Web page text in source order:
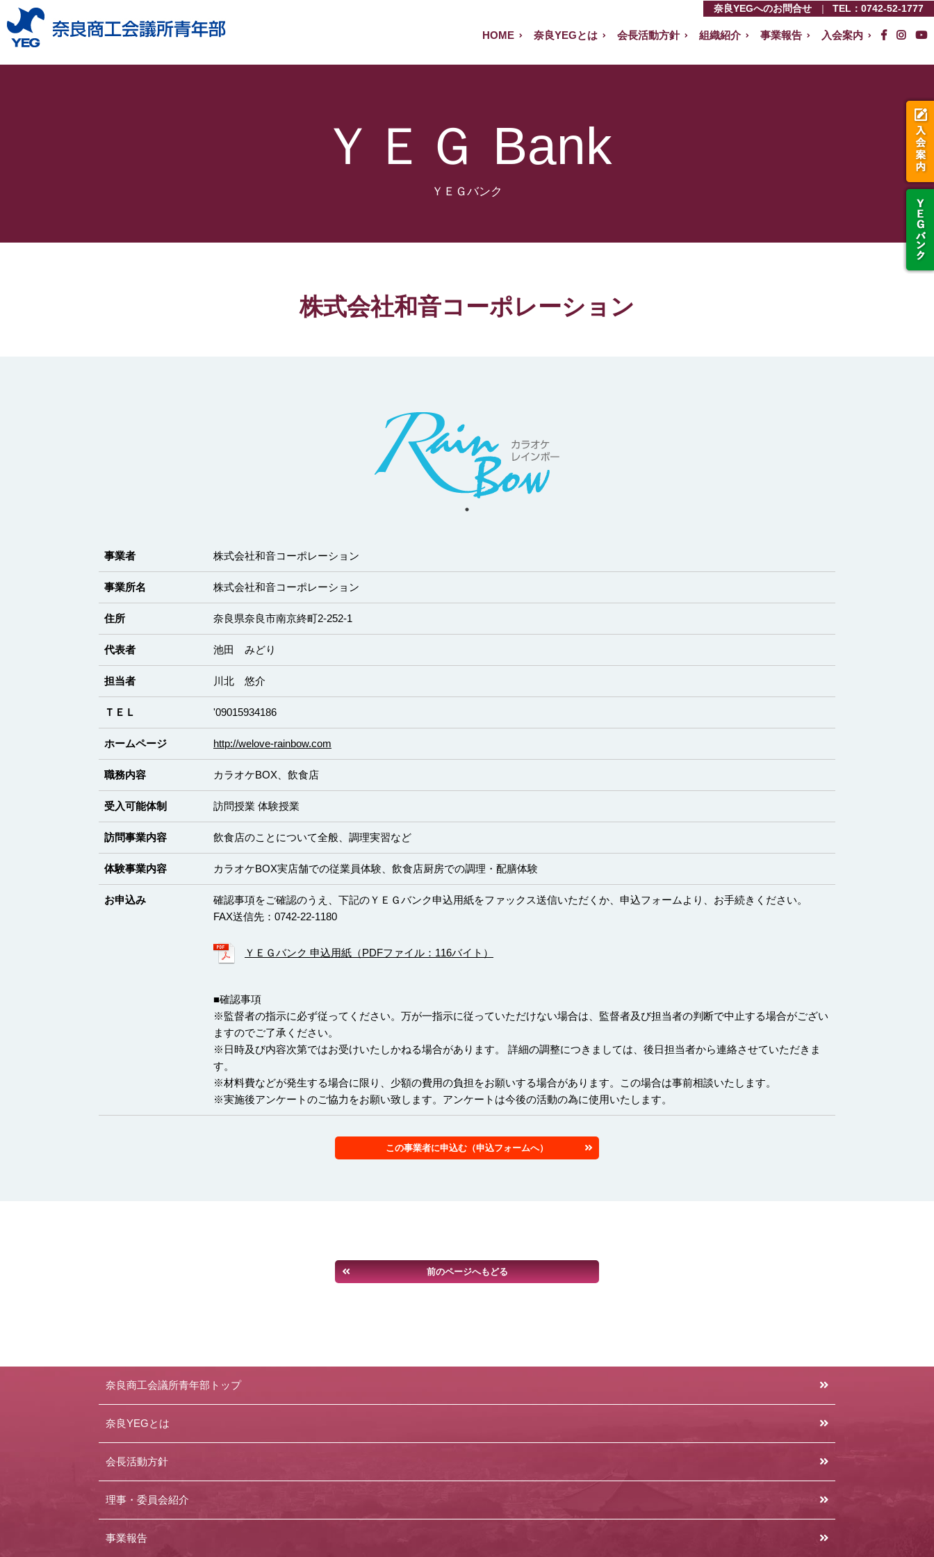
奈良YEGへのお問合せ TEL： 0742-52-1777
HOME 奈良YEGとは 会長活動方針 組織紹介 事業報告 入会案内
ＹＥＧ Bank
株式会社和音コーポレーション
事業者 株式会社和音コーポレーション
事業所名 株式会社和音コーポレーション
住所 奈良県奈良市南京終町2-252-1
代表者 池田 みどり
担当者 川北 悠介
ＴＥＬ '09015934186
ホームページ http://welove-rainbow.com
職務内容 カラオケBOX、飲食店
受入可能体制 訪問授業 体験授業
訪問事業内容 飲食店のことについて全般、調理実習など
体験事業内容 カラオケBOX実店舗での従業員体験、飲食店厨房での調理・配膳体験
お申込み
確認事項をご確認のうえ、下記のＹＥＧバンク申込用紙をファックス送信いただくか、申込フォームより、お手続きください。
FAX送信先：0742-22-1180
ＹＥＧバンク 申込用紙（PDFファイル：116バイト）
■確認事項
※監督者の指示に必ず従ってください。万が一指示に従っていただけない場合は、監督者及び担当者の判断で中止する場合がござい
ますのでご了承ください。
※日時及び内容次第ではお受けいたしかねる場合があります。 詳細の調整につきましては、後日担当者から連絡させていただきま
す。
※材料費などが発生する場合に限り、少額の費用の負担をお願いする場合があります。この場合は事前相談いたします。
※実施後アンケートのご協力をお願い致します。アンケートは今後の活動の為に使用いたします。
この事業者に申込む（申込フォームへ）
前のページへもどる
奈良商工会議所青年部トップ
奈良YEGとは
会長活動方針
理事・委員会紹介
事業報告